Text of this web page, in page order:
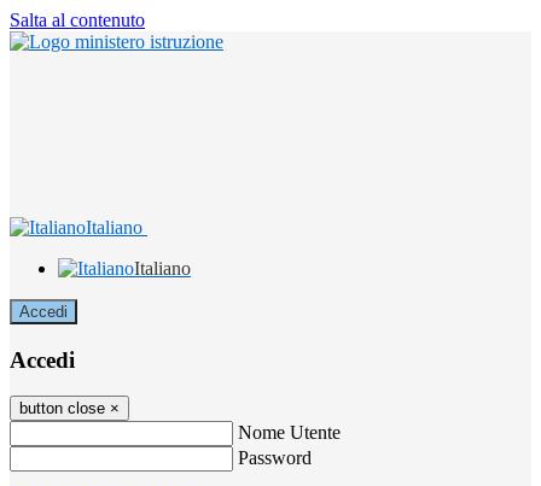
Salta al contenuto
Italiano
Italiano
Accedi
Accedi
button close ×
Nome Utente
Password